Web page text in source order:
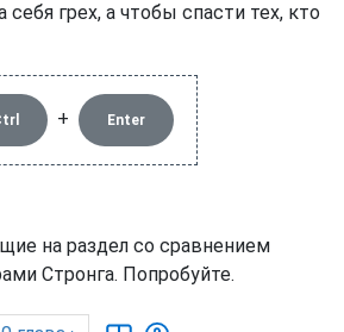
грех, а чтобы спасти тех, кто
+ Enter
на раздел со сравнением
Стронга. Попробуйте.